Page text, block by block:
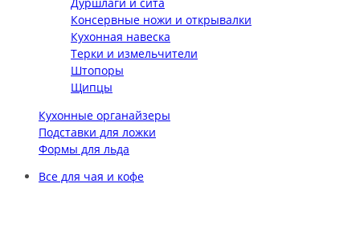
Консервные ножи и открывалки
Кухонная навеска
Терки и измельчители
Штопоры
Щипцы
Кухонные органайзеры
Подставки для ложки
Формы для льда
Все для чая и кофе